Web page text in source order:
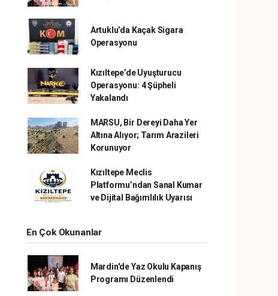
Artuklu’da Kaçak Sigara
Operasyonu
Kızıltepe’de Uyuşturucu
Operasyonu: 4 Şüpheli
Yakalandı
MARSU, Bir Dereyi Daha Yer
Altına Alıyor; Tarım Arazileri
Korunuyor
Kızıltepe Meclis
Platformu’ndan Sanal Kumar
ve Dijital Bağımlılık Uyarısı
En Çok Okunanlar
Mardin'de Yaz Okulu Kapanış
Programı Düzenlendi